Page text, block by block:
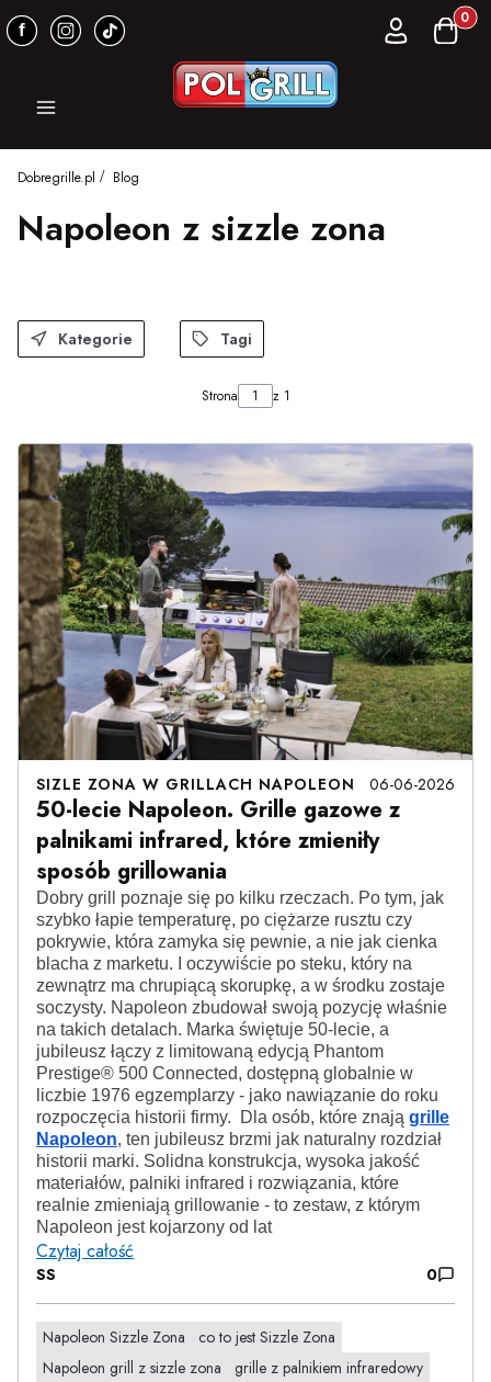
Zaloguj sięKoszyk
Menu
Dobregrille.pl Blog
Napoleon z sizzle zona
Kategorie Tagi
Strona z 1
SIZLE ZONA W GRILLACH NAPOLEON 06-06-2026
50-lecie Napoleon. Grille gazowe z
palnikami infrared, które zmieniły
sposób grillowania
Dobry grill poznaje się po kilku rzeczach. Po tym, jak
szybko łapie temperaturę, po ciężarze rusztu czy
pokrywie, która zamyka się pewnie, a nie jak cienka
blacha z marketu. I oczywiście po steku, który na
zewnątrz ma chrupiącą skorupkę, a w środku zostaje
soczysty. Napoleon zbudował swoją pozycję właśnie
na takich detalach. Marka świętuje 50-lecie, a
jubileusz łączy z limitowaną edycją Phantom
Prestige® 500 Connected, dostępną globalnie w
liczbie 1976 egzemplarzy - jako nawiązanie do roku
rozpoczęcia historii firmy. Dla osób, które znają grille
Napoleon, ten jubileusz brzmi jak naturalny rozdział
historii marki. Solidna konstrukcja, wysoka jakość
materiałów, palniki infrared i rozwiązania, które
realnie zmieniają grillowanie - to zestaw, z którym
Napoleon jest kojarzony od lat
Czytaj całość
SS 0
Napoleon Sizzle Zona
co to jest Sizzle Zona
Napoleon grill z sizzle zona
grille z palnikiem infraredowy